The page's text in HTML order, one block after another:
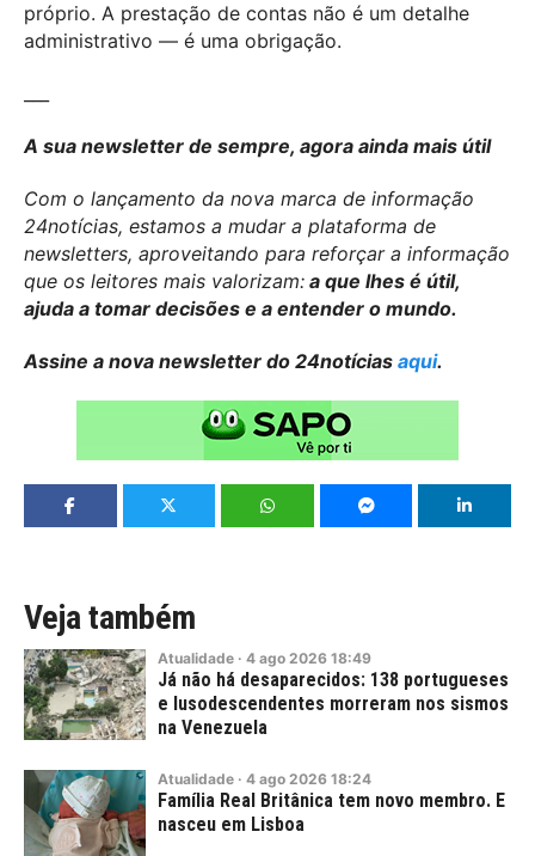
próprio. A prestação de contas não é um detalhe
administrativo — é uma obrigação.
A sua newsletter de sempre, agora ainda mais útil
Com o lançamento da nova marca de informação
24notícias, estamos a mudar a plataforma de
newsletters, aproveitando para reforçar a informação
que os leitores mais valorizam: a que lhes é útil,
ajuda a tomar decisões e a entender o mundo.
Assine a nova newsletter do 24notícias aqui.
Veja também
Atualidade · 4 ago 2026 18:49
Já não há desaparecidos: 138 portugueses
e lusodescendentes morreram nos sismos
na Venezuela
Atualidade · 4 ago 2026 18:24
Família Real Britânica tem novo membro. E
nasceu em Lisboa